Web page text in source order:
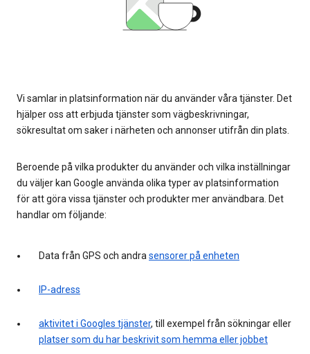
Vi samlar in platsinformation när du använder våra tjänster. Det
hjälper oss att erbjuda tjänster som vägbeskrivningar,
sökresultat om saker i närheten och annonser utifrån din plats.
Beroende på vilka produkter du använder och vilka inställningar
du väljer kan Google använda olika typer av platsinformation
för att göra vissa tjänster och produkter mer användbara. Det
handlar om följande:
Data från GPS och andra sensorer på enheten
IP-adress
aktivitet i Googles tjänster, till exempel från sökningar eller
platser som du har beskrivit som hemma eller jobbet